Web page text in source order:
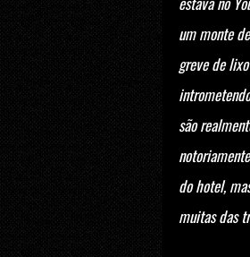
um monte
greve de
são
do hotel,
muitas das